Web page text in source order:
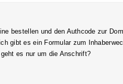
bestellen und den Authcode zur
gibt es ein Formular zum
geht es nur um die Anschrift?